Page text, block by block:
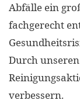
Abfälle ein
fachgerecht
Durch
verbessern.